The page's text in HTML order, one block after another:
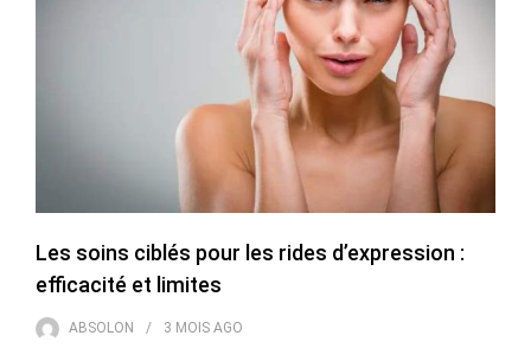
Les soins ciblés pour les rides d’expression :
efficacité et limites
ABSOLON 3 MOIS AGO